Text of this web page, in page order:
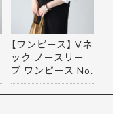
【ワンピース】 Vネ
ック ノースリー
ブ ワンピース No.
0004